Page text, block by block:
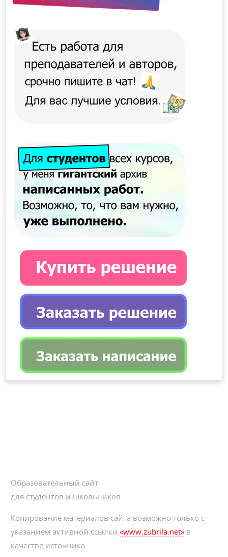
Образовательный сайт
для студентов и школьников
Копирование материалов сайта возможно только с
указанием активной ссылки«www.zubrila.net» в
качестве источника.